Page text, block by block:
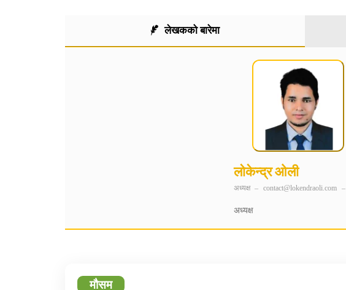
लेखकको बारेमा
लोकेन्द्र ओली
अध्यक्ष – contact@lokendraoli.com –
अध्यक्ष
मौसम